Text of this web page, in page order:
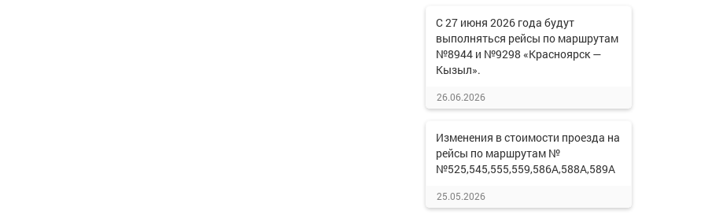
С 27 июня 2026 года будут
выполняться рейсы по маршрутам
№8944 и №9298 «Красноярск —
Кызыл».
26.06.2026
Изменения в стоимости проезда на
рейсы по маршрутам №
№525,545,555,559,586А,588А,589А
25.05.2026